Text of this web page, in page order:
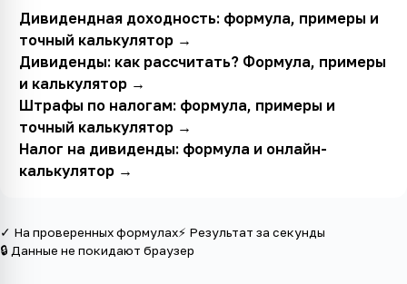
Дивидендная доходность: формула, примеры и
точный калькулятор→
Дивиденды: как рассчитать? Формула, примеры
и калькулятор→
Штрафы по налогам: формула, примеры и
точный калькулятор→
Налог на дивиденды: формула и онлайн-
калькулятор→
✓ На проверенных формулах⚡ Результат за секунды
🔒 Данные не покидают браузер